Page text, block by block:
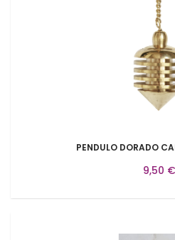
PENDULO DORADO
9,50 €